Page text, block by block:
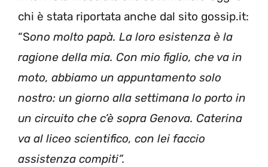
chi è stata riportata anche dal sito gossip.it:
“Sono molto papà. La loro esistenza è la
ragione della mia. Con mio figlio, che va in
moto, abbiamo un appuntamento solo
nostro: un giorno alla settimana lo porto in
un circuito che c’è sopra Genova. Caterina
va al liceo scientifico, con lei faccio
assistenza compiti”.